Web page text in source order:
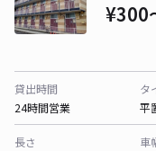
¥300
貸出時間
24時間営業
タ
平
長さ
車